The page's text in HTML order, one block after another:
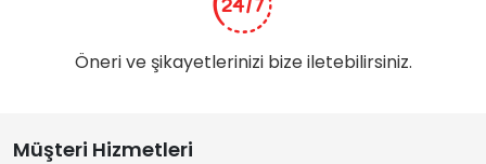
Öneri ve şikayetlerinizi bize iletebilirsiniz.
Müşteri Hizmetleri